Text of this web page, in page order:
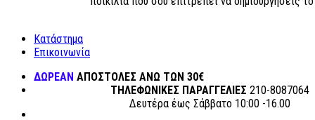
Κατάστημα
Επικοινωνία
ΔΩΡΕΑΝ ΑΠΟΣΤΟΛΕΣ ΑΝΩ ΤΩΝ 30€
ΤΗΛΕΦΩΝΙΚΕΣ ΠΑΡΑΓΓΕΛΙΕΣ 210-8087064
Δευτέρα έως Σάββατο 10:00 -16.00